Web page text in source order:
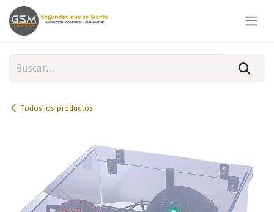
Ir al contenido
Todos los productos